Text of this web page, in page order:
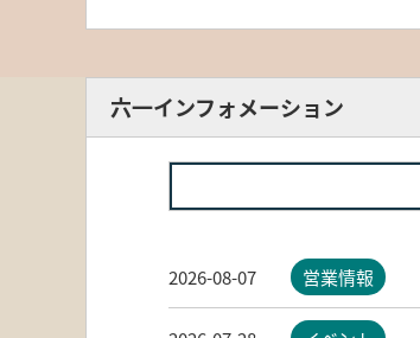
六一インフォメーション
2026-08-07 営業情報